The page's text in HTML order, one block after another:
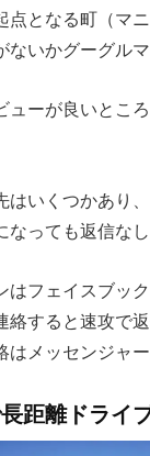
点となる町（マ
ないかグーグルマ
ューが良いとこ
はいくつかあり
っても返信なし
はフェイスブッ
絡すると速攻で
はメッセンジャ
距離ドライ